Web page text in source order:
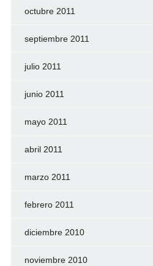
octubre 2011
septiembre 2011
julio 2011
junio 2011
mayo 2011
abril 2011
marzo 2011
febrero 2011
diciembre 2010
noviembre 2010